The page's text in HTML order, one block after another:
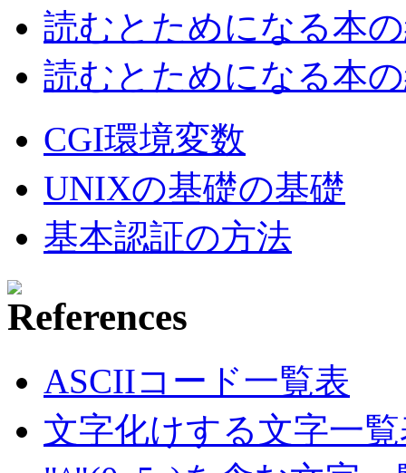
読むとためになる本
読むとためになる本
CGI環境変数
UNIXの基礎の基礎
基本認証の方法
ASCIIコード一覧表
文字化けする文字一